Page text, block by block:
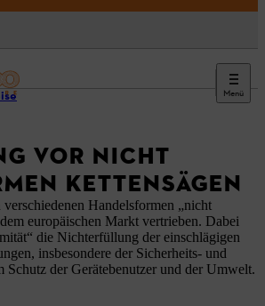
Menü
VOR NICHT
KETTENSÄGEN
Handelsformen „nicht
europäischen Markt vertrieben. Dabei
die Nichterfüllung der einschlägigen
insbesondere der Sicherheits- und
Schutz der Gerätebenutzer und der Umwelt.